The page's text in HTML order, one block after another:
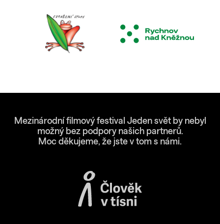
Mezinárodní filmový festival Jeden svět by nebyl
možný bez podpory našich partnerů.
Moc děkujeme, že jste v tom s námi.